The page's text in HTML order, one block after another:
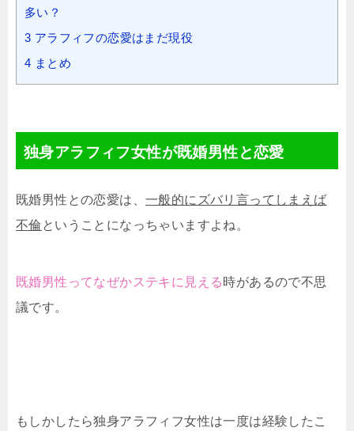
多い？
3 アラフィフの恋愛はまだ現役
4 まとめ
独身アラフィフ女性が既婚男性と恋愛
既婚男性との恋愛は、 一般的にズバリ言ってしまえば
不倫 ということになっちゃいますよね。
既婚男性ってなぜかステキに見える時があるので不思
議です。
もしかしたら独身アラフィフ女性は一度は経験したこ